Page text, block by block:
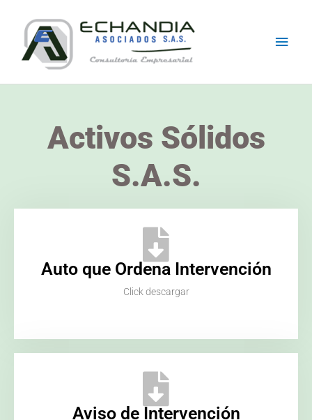
content
Activos Sólidos
S.A.S.
Auto que Ordena Intervención
Click descargar
Aviso de Intervención